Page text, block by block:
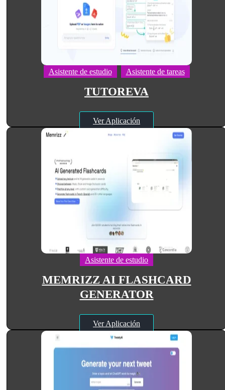
Asistente de estudio Asistente de tareas
TUTOREVA
Ver Aplicación
Asistente de estudio
MEMRIZZ AI FLASHCARD
GENERATOR
Ver Aplicación